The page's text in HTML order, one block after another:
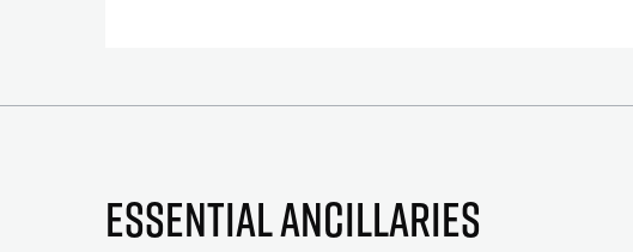
Essential ancillaries